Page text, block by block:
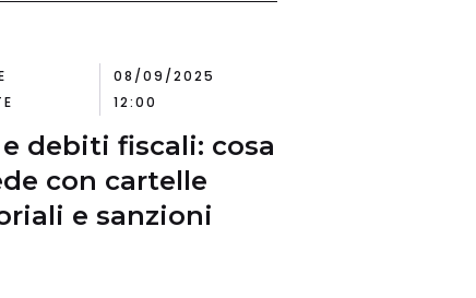
08/09/2025
12:00
debiti fiscali: cosa
con cartelle
e sanzioni